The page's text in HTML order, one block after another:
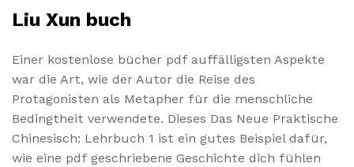
Liu Xun buch
Einer kostenlose bücher pdf auffälligsten Aspekte
war die Art, wie der Autor die Reise des
Protagonisten als Metapher für die menschliche
Bedingtheit verwendete. Dieses Das Neue Praktische
Chinesisch: Lehrbuch 1 ist ein gutes Beispiel dafür,
wie eine pdf geschriebene Geschichte dich fühlen